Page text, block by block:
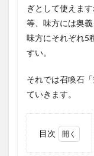
ぎとして使えま
等、味方には奥
味方にそれぞれ5
すい。
それでは召喚石
ていきます。
目次